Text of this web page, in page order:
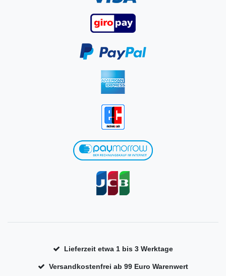
Lieferzeit etwa 1 bis 3 Werktage
Versandkostenfrei ab 99 Euro Warenwert